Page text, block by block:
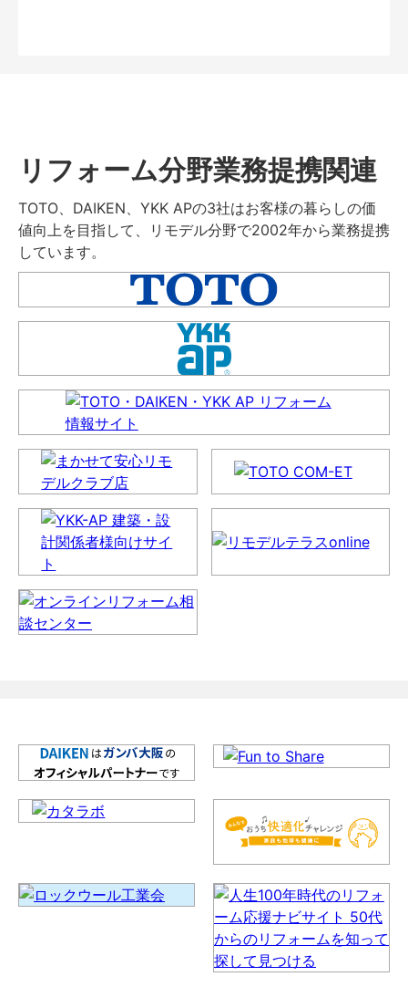
リフォーム分野業務提携関連
TOTO、DAIKEN、YKK APの3社はお客様の暮らしの価
値向上を目指して、リモデル分野で2002年から業務提携
しています。